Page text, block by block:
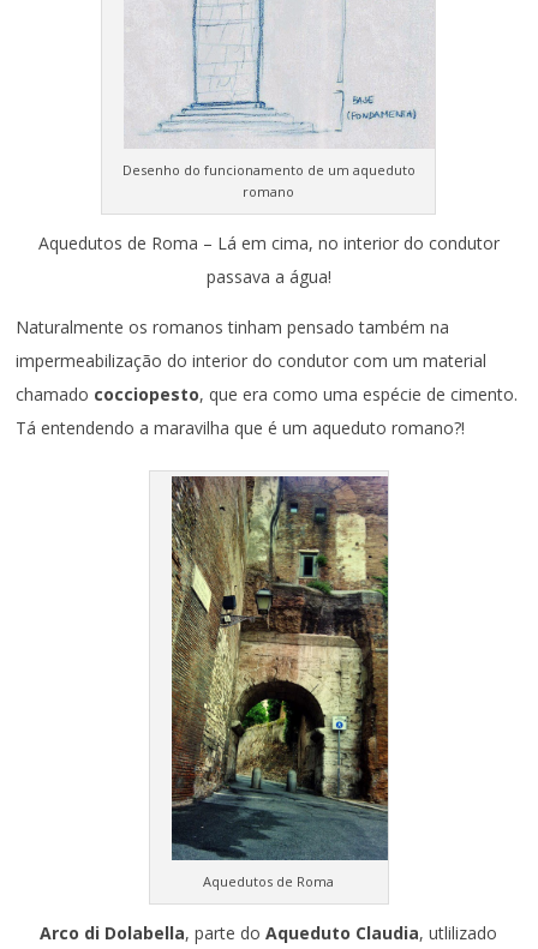
Desenho do funcionamento de um aqueduto
romano
Aquedutos de Roma – Lá em cima, no interior do condutor
passava a água!
Naturalmente os romanos tinham pensado também na
impermeabilização do interior do condutor com um material
chamado cocciopesto, que era como uma espécie de cimento.
Tá entendendo a maravilha que é um aqueduto romano?!
Aquedutos de Roma
Arco di Dolabella, parte doAqueduto Claudia, utlilizado